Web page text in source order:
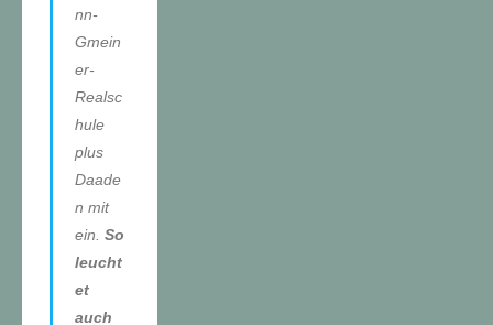
nn-
Gmein
er-
Realsc
hule
plus
Daade
n mit
ein. So
leucht
et
auch